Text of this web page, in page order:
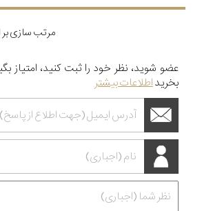
مرتب سازی
عضو شوید، نظر خود را ثبت کنید، امتیاز
بخریداطلاعات بیشتر